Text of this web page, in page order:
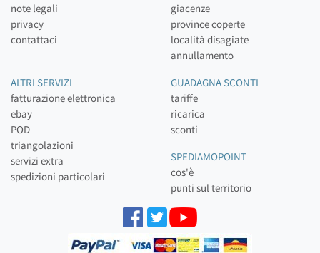
note legali
privacy
contattaci
giacenze
province coperte
località disagiate
annullamento
ALTRI SERVIZI
fatturazione elettronica
ebay
POD
triangolazioni
servizi extra
spedizioni particolari
GUADAGNA SCONTI
tariffe
ricarica
sconti
SPEDIAMOPOINT
cos'è
punti sul territorio